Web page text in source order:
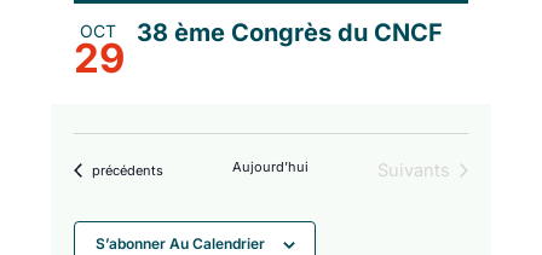
OCT
29
38 ème Congrès du CNCF
Évènements
précédents Aujourd’hui Évènements
Suivants
S’abonner Au Calendrier